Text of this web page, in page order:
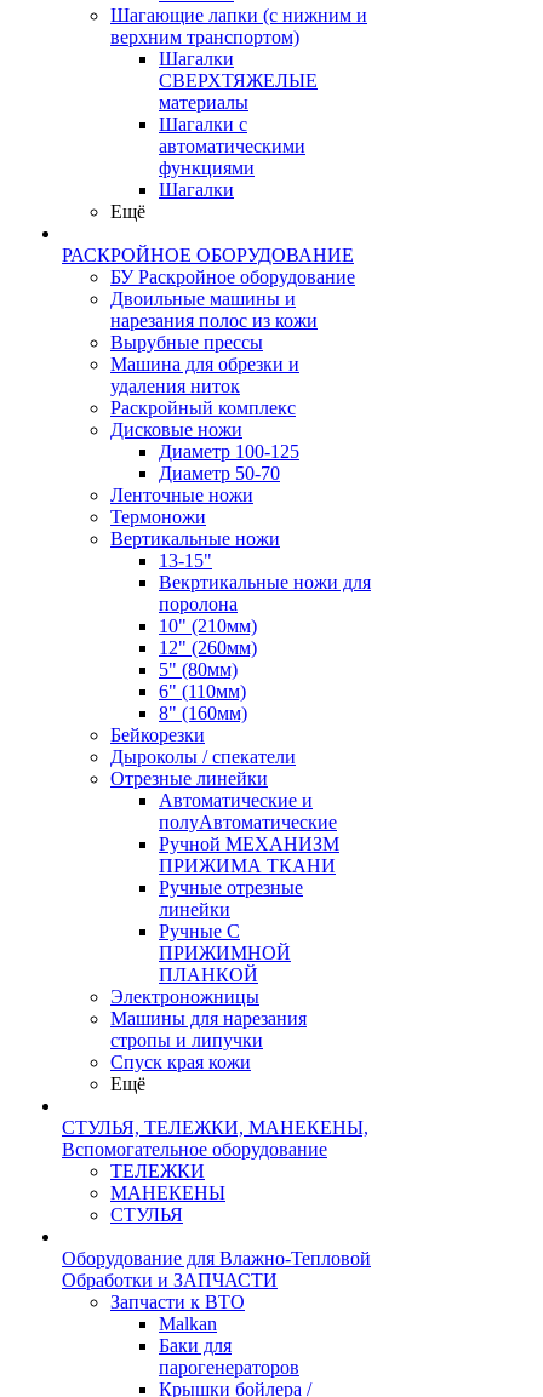
Шагающие лапки (с нижним и
верхним транспортом)
Шагалки
СВЕРХТЯЖЕЛЫЕ
материалы
Шагалки с
автоматическими
функциями
Шагалки
Ещё
РАСКРОЙНОЕ ОБОРУДОВАНИЕ
БУ Раскройное оборудование
Двоильные машины и
нарезания полос из кожи
Вырубные прессы
Машина для обрезки и
удаления ниток
Раскройный комплекс
Дисковые ножи
Диаметр 100-125
Диаметр 50-70
Ленточные ножи
Термоножи
Вертикальные ножи
13-15"
Векртикальные ножи для
поролона
10" (210мм)
12" (260мм)
5" (80мм)
6" (110мм)
8" (160мм)
Бейкорезки
Дыроколы / спекатели
Отрезные линейки
Автоматические и
полуАвтоматические
Ручной МЕХАНИЗМ
ПРИЖИМА ТКАНИ
Ручные отрезные
линейки
Ручные С
ПРИЖИМНОЙ
ПЛАНКОЙ
Электроножницы
Машины для нарезания
стропы и липучки
Спуск края кожи
Ещё
СТУЛЬЯ, ТЕЛЕЖКИ, МАНЕКЕНЫ,
Вспомогательное оборудование
ТЕЛЕЖКИ
МАНЕКЕНЫ
СТУЛЬЯ
Оборудование для Влажно-Тепловой
Обработки и ЗАПЧАСТИ
Запчасти к ВТО
Malkan
Баки для
парогенераторов
Крышки бойлера /